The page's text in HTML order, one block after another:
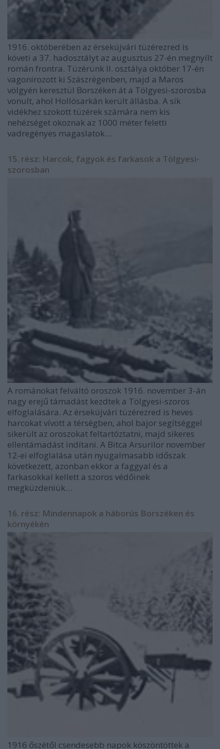
1916. októberében az érsekújvári tüzérezred is
követi a 37. hadosztályt az augusztus 27-én megnyílt
román frontra. Tüzérünk II. osztálya október 17-én
vagonírozott ki Szászrégenben, majd a Maros
völgyén keresztül Borszéken át a Tölgyesi-szorosba
vonult, ahol Hollósarkán került állásba. A sík
vidékhez szokott tüzérek számára nem kis
nehézséget okoznak az 1000 méter feletti
vadregényes magaslatok…
15. rész: Harcok, fagyok és farkasok a Tölgyesi-
szorosban
A románokat felváltó oroszok 1916. november 3-án
nagy erejű támadást kezdtek a Tölgyesi-szoros
elfoglalására. Az érsekújvári tüzérezred is heves
harcokat vívott a térségben, ahol bajor segítséggel
sikerült az oroszokat feltartóztatni, majd sikeres
ellentámadást indítani. A Bitca Arsurilor november
12-ei elfoglalása után nyugalmasabb időszak
következett, azonban ekkor a faggyal és a
farkasokkal kellett a szoros védőinek
megküzdeniük…
16. rész: Mindennapok a háborús Borszéken és
környékén
1916 őszétől csendesebb napok köszöntöttek a